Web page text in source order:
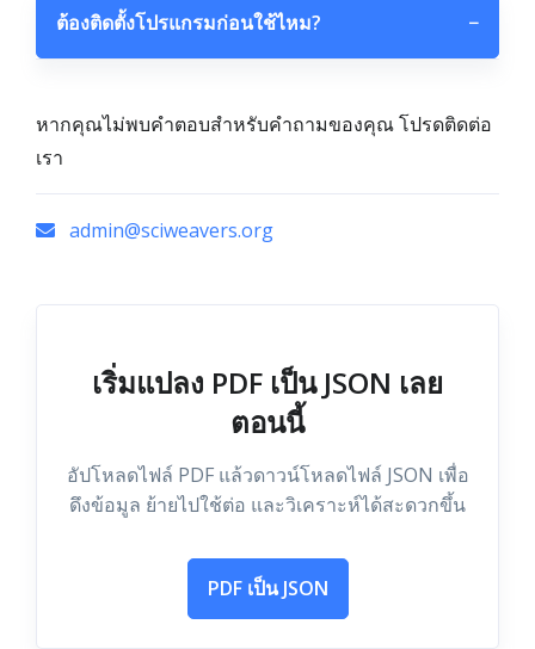
ต้องติดตั้งโปรแกรมก่อนใช้ไหม? −
หากคุณไม่พบคำตอบสำหรับคำถามของคุณ โปรดติดต่อ
เรา
admin@sciweavers.org
เริ่มแปลง PDF เป็น JSON เลย
ตอนนี้
อัปโหลดไฟล์ PDF แล้วดาวน์โหลดไฟล์ JSON เพื่อ
ดึงข้อมูล ย้ายไปใช้ต่อ และวิเคราะห์ได้สะดวกขึ้น
PDF เป็น JSON